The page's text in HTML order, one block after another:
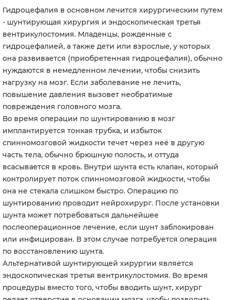
Гидроцефалия в основном лечится хирургическим путем
- шунтирующая хирургия и эндоскопическая третья
вентрикулостомия. Младенцы, рожденные с
гидроцефалией, а также дети или взрослые, у которых
она развивается (приобретенная гидроцефалия), обычно
нуждаются в немедленном лечении, чтобы снизить
нагрузку на мозг. Если заболевание не лечить,
повышение давления вызовет необратимые
повреждения головного мозга.
Во время операции по шунтированию в мозг
имплантируется тонкая трубка, и избыток
спинномозговой жидкости течет через неё в другую
часть тела, обычно брюшную полость, и оттуда
всасывается в кровь. Внутри шунта есть клапан, который
контролирует поток спинномозговой жидкости, чтобы
она не стекала слишком быстро. Операцию по
шунтированию проводит нейрохирург. После установки
шунта может потребоваться дальнейшее
послеоперационное лечение, если шунт заблокирован
или инфицирован. В этом случае потребуется операция
по восстановлению шунта.
Альтернативой шунтирующей хирургии является
эндоскопическая третья вентрикулостомия. Во время
процедуры вместо того, чтобы вводить шунт, хирург